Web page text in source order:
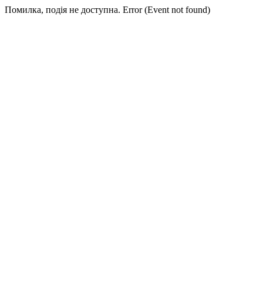
Помилка, подія не доступна. Error (Event not found)